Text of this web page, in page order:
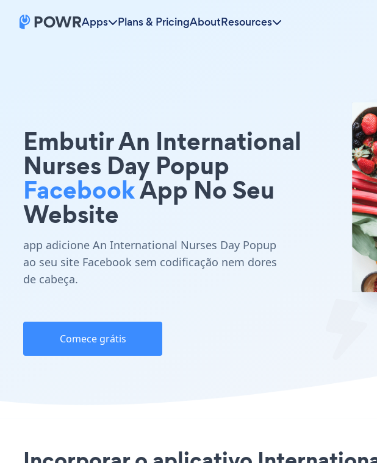
Apps Plans & PricingAboutResources
Embutir An International
Nurses Day Popup
FacebookApp No Seu
Website
app adicione An International Nurses Day Popup
ao seu site Facebook sem codificação nem dores
de cabeça.
Comece grátis